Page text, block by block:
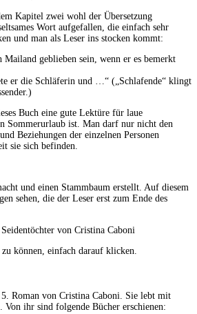
Kapitel zwei wohl der Übersetzung
Wort aufgefallen, die einfach sehr
und man als Leser ins stocken kommt:
Mailand geblieben sein, wenn er es bemerkt
er die Schläferin und …“ („Schlafende“ klingt
Buch eine gute Lektüre für laue
Sommerurlaub ist. Man darf nur nicht den
Beziehungen der einzelnen Personen
sie sich befinden.
und einen Stammbaum erstellt. Auf diesem
sehen, die der Leser erst zum Ende des
können, einfach darauf klicken.
Roman von Cristina Caboni. Sie lebt mit
ihr sind folgende Bücher erschienen: